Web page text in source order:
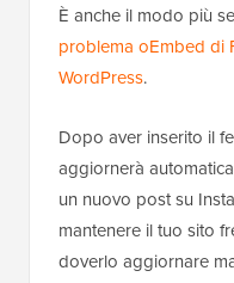
È anche il modo più
problema oEmbed di
WordPress.
Dopo aver inserito il
aggiornerà
un nuovo post su
mantenere il tuo sito
doverlo aggiornare